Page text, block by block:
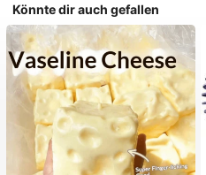
Könnte dir auch gefallen